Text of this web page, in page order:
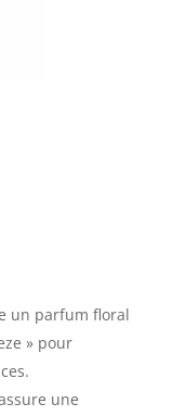
un parfum floral
» pour
une